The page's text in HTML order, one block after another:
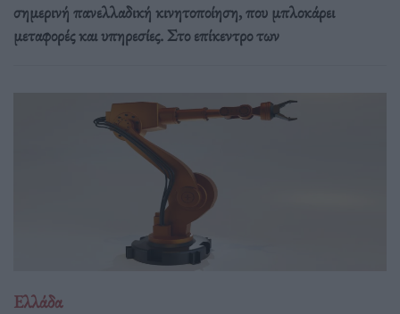
σημερινή πανελλαδική κινητοποίηση, που μπλοκάρει
μεταφορές και υπηρεσίες. Στο επίκεντρο των
Ελλάδα